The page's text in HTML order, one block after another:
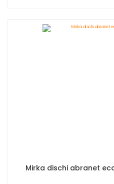
Mirka dischi abranet